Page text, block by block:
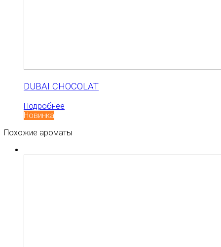
DUBAI CHOCOLAT
Подробнее
Новинка
Похожие ароматы